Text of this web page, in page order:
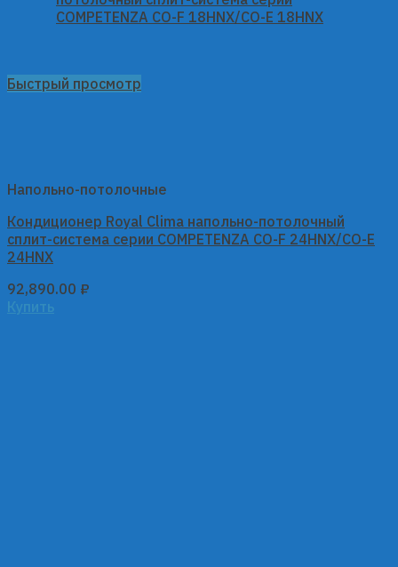
Быстрый просмотр
Напольно-потолочные
Кондиционер Royal Clima напольно-потолочный
сплит-система серии COMPETENZA CO-F 24HNX/CO-E
24HNX
92,890.00 ₽
Купить